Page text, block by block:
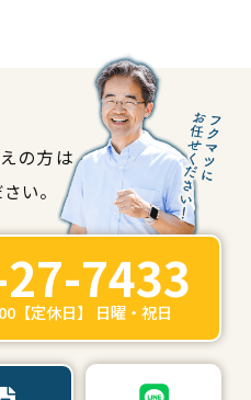
の方は
い。
7433
【定休日】 日曜・祝日